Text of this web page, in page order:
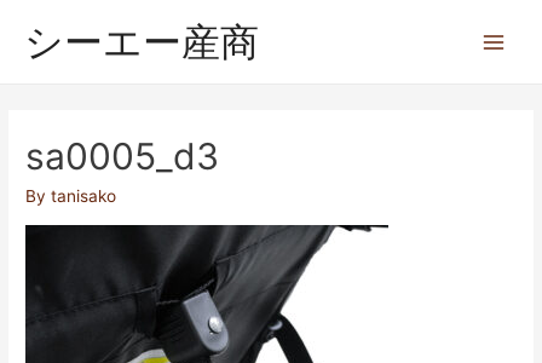
シーエー産商
sa0005_d3
Bytanisako